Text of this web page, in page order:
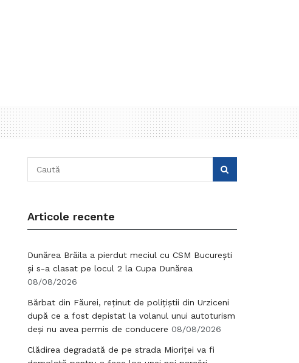
Articole recente
Dunărea Brăila a pierdut meciul cu CSM București
și s-a clasat pe locul 2 la Cupa Dunărea
08/08/2026
Bărbat din Făurei, reținut de polițiștii din Urziceni
după ce a fost depistat la volanul unui autoturism
deși nu avea permis de conducere 08/08/2026
Clădirea degradată de pe strada Mioriței va fi